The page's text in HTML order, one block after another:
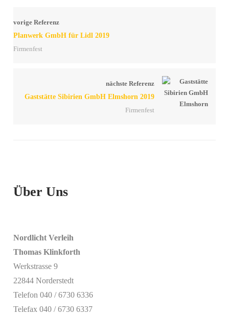
vorige Referenz
Planwerk GmbH für Lidl 2019
Firmenfest
nächste Referenz
Gaststätte Sibirien GmbH Elmshorn 2019
Firmenfest
Über Uns
Nordlicht Verleih
Thomas Klinkforth
Werkstrasse 9
22844 Norderstedt
Telefon 040 / 6730 6336
Telefax 040 / 6730 6337